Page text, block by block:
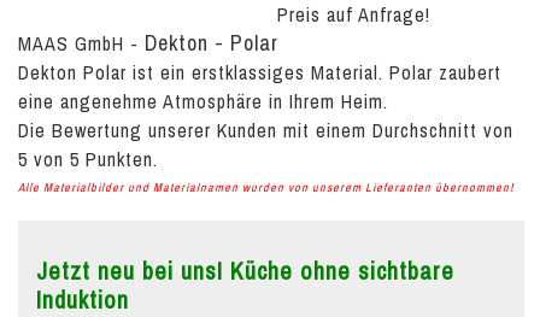
Preis auf Anfrage!
MAAS GmbH - Dekton - Polar
Dekton Polar ist ein erstklassiges Material. Polar zaubert
eine angenehme Atmosphäre in Ihrem Heim.
Die Bewertung unserer Kunden mit einem Durchschnitt von
5 von 5 Punkten.
Alle Materialbilder und Materialnamen wurden von unserem Lieferanten übernommen!
Jetzt neu bei uns! Küche ohne sichtbare
Induktion